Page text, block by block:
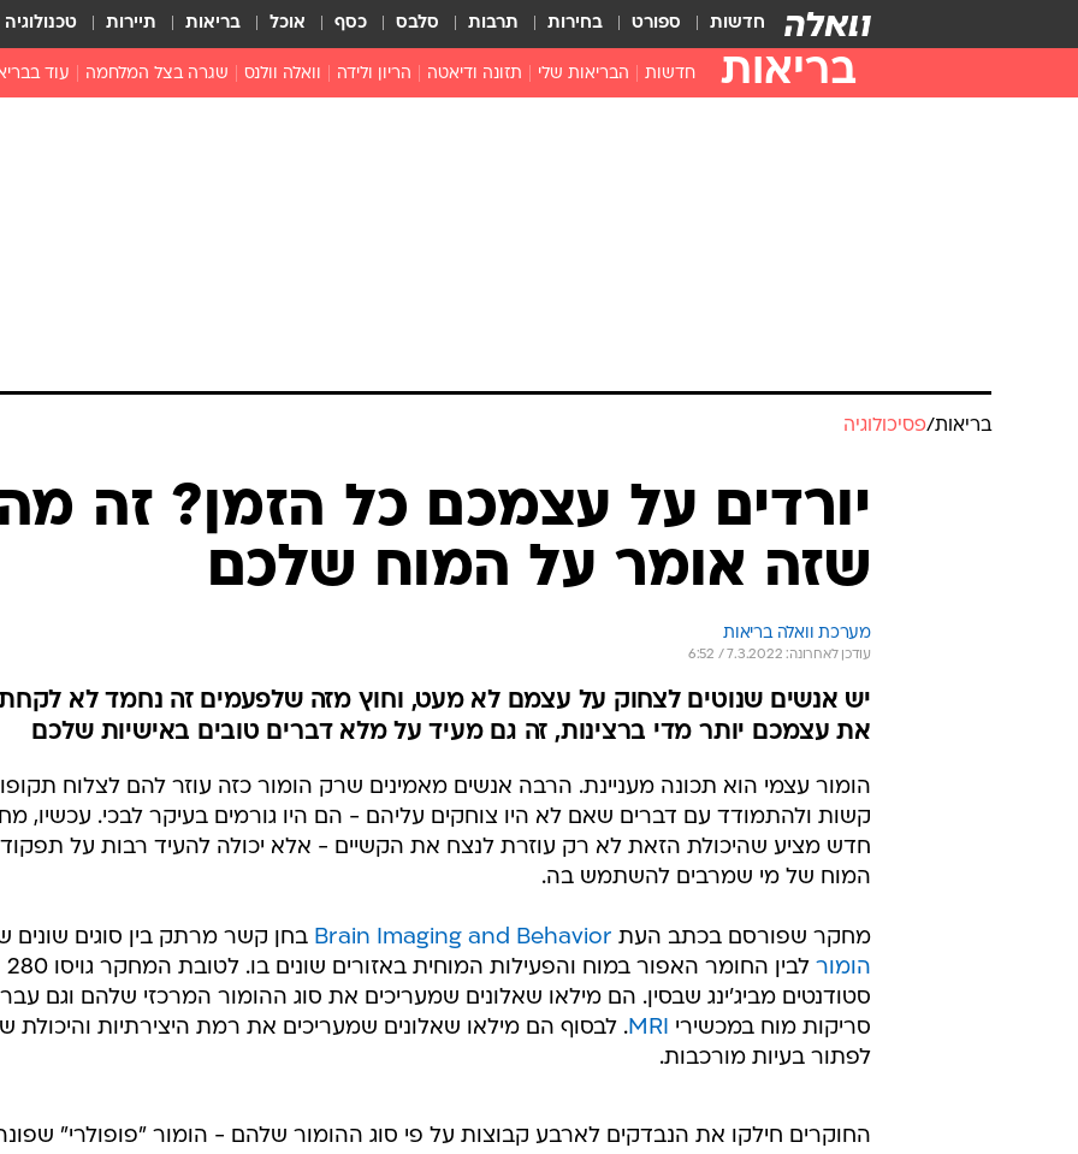
חדשות ספורט בחירות תרבות סלבס כסף אוכל בריאות תיירות טכנולוגיה
בריאות חדשות הבריאות שלי תזונה ודיאטה הריון ולידה וואלה וולנס שגרה בצל המלחמה עוד
רפואה
כל הכתבות
כתבו לנו
בריאות/פסיכולוגיה
יורדים על עצמכם כל הזמן? זה מה
שזה אומר על המוח שלכם
מערכת וואלה בריאות
עודכן לאחרונה: 7.3.2022 / 6:52
יש אנשים שנוטים לצחוק על עצמם לא מעט, וחוץ מזה שלפעמים זה נחמד לא
את עצמכם יותר מדי ברצינות, זה גם מעיד על מלא דברים טובים באישיות שלכם
הומור עצמי הוא תכונה מעניינת. הרבה אנשים מאמינים שרק הומור כזה עוזר להם לצלוח
קשות ולהתמודד עם דברים שאם לא היו צוחקים עליהם - הם היו גורמים בעיקר לבכי. עכשיו,
חדש מציע שהיכולת הזאת לא רק עוזרת לנצח את הקשיים - אלא יכולה להעיד רבות על תפקוד
המוח של מי שמרבים להשתמש בה.
מחקר שפורסם בכתב העת Brain Imaging and Behavior בחן קשר מרתק בין סוגים שונים
הומור
לבין החומר האפור במוח והפעילות המוחית באזורים שונים בו. לטובת המחקר גויסו 280
סטודנטים מביג'ינג שבסין. הם מילאו שאלונים שמעריכים את סוג ההומור המרכזי שלהם וגם
סריקות מוח במכשירי MRI. לבסוף הם מילאו שאלונים שמעריכים את רמת היצירתיות והיכולת
לפתור בעיות מורכבות.
החוקרים חילקו את הנבדקים לארבע קבוצות על פי סוג ההומור שלהם - הומור "פופולרי"